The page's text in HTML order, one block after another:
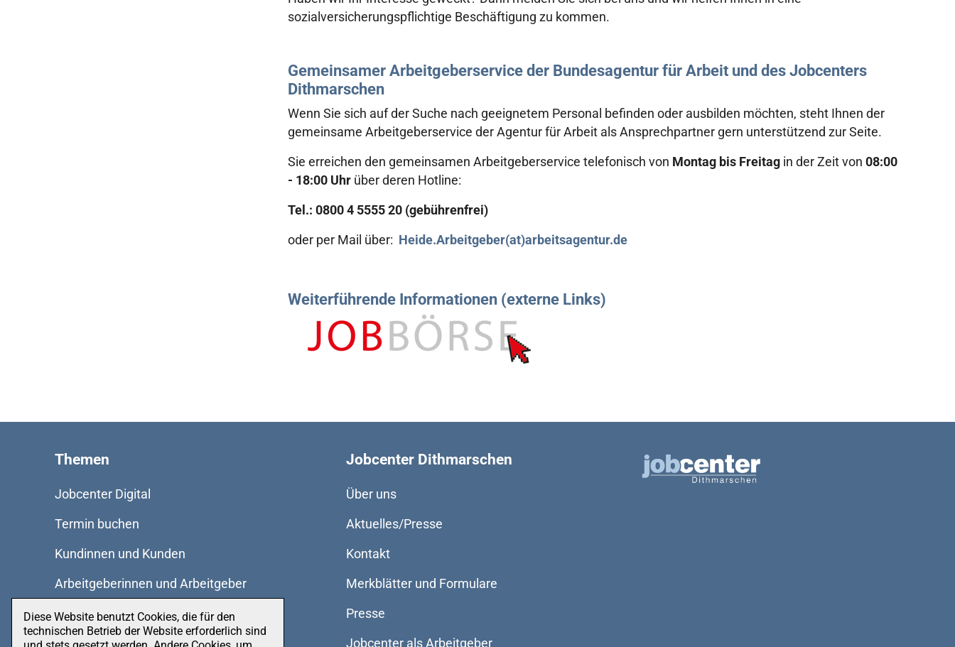
sozialversicherungspflichtige Beschäftigung zu kommen.
Gemeinsamer Arbeitgeberservice der Bundesagentur für Arbeit und des Jobcenters
Dithmarschen
Wenn Sie sich auf der Suche nach geeignetem Personal befinden oder ausbilden möchten, steht Ihnen der
gemeinsame Arbeitgeberservice der Agentur für Arbeit als Ansprechpartner gern unterstützend zur Seite.
Sie erreichen den gemeinsamen Arbeitgeberservice telefonisch von Montag bis Freitagin der Zeit von 08:00
- 18:00 Uhrüber deren Hotline:
Tel.: 0800 4 5555 20 (gebührenfrei)
oder per Mail über: Heide.Arbeitgeber(at)arbeitsagentur.de
Weiterführende Informationen (externe Links)
Themen
Jobcenter Digital
Termin buchen
Kundinnen und Kunden
Arbeitgeberinnen und Arbeitgeber
JBA Dithmarschen
Bildung und Teilhabe
Jobcenter Dithmarschen
Über uns
Aktuelles/Presse
Kontakt
Merkblätter und Formulare
Presse
Jobcenter als Arbeitgeber
Diese Website benutzt Cookies, die für den
technischen Betrieb der Website erforderlich sind